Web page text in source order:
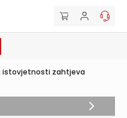
istovjetnosti zahtjeva